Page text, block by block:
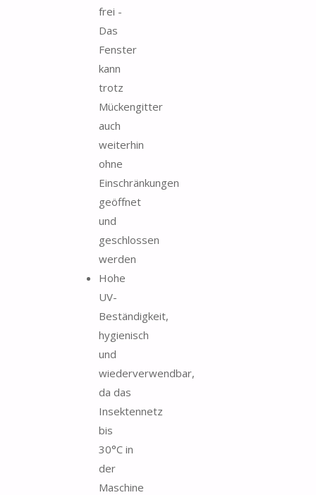
frei -
Das
Fenster
kann
trotz
Mückengitter
auch
weiterhin
ohne
Einschränkungen
geöffnet
und
geschlossen
werden
Hohe
UV-
Beständigkeit,
hygienisch
und
wiederverwendbar,
da das
Insektennetz
bis
30°C in
der
Maschine